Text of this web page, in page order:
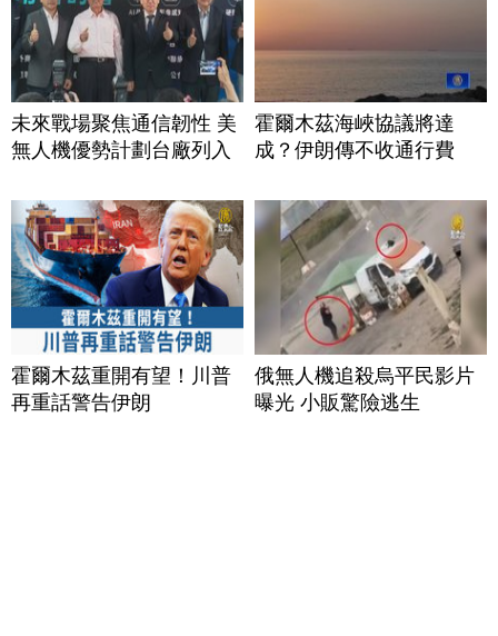
未來戰場聚焦通信韌性 美
無人機優勢計劃台廠列入
霍爾木茲海峽協議將達
成？伊朗傳不收通行費
霍爾木茲重開有望！川普
再重話警告伊朗
俄無人機追殺烏平民影片
曝光 小販驚險逃生